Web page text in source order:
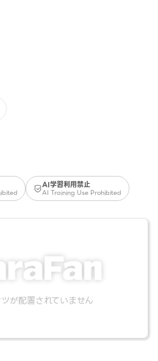
AI学習利用禁止
AI Training Use Prohibited
が配置されていません